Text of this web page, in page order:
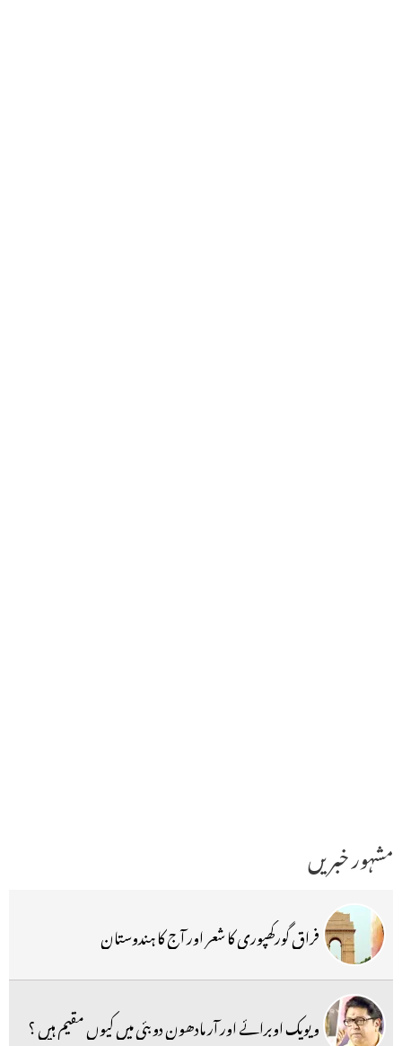
مشہور خبریں
فراق گورکھپوری کا شعر اور آج کا ہندوستان
ویویک اوبرائے اور آر مادھون دوبئی میں کیوں مقیم ہیں ؟